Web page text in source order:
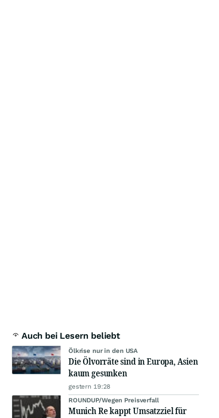
Auch bei Lesern beliebt
Ölkrise nur in den USA
Die Ölvorräte sind in Europa, Asien
kaum gesunken
gestern 19:28
ROUNDUP/Wegen Preisverfall
Munich Re kappt Umsatzziel für